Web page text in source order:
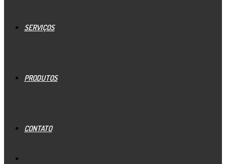
SERVIÇOS
PRODUTOS
CONTATO